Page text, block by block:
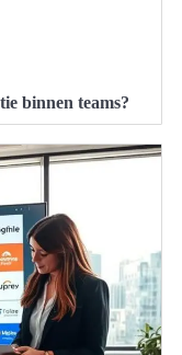
binnen teams?